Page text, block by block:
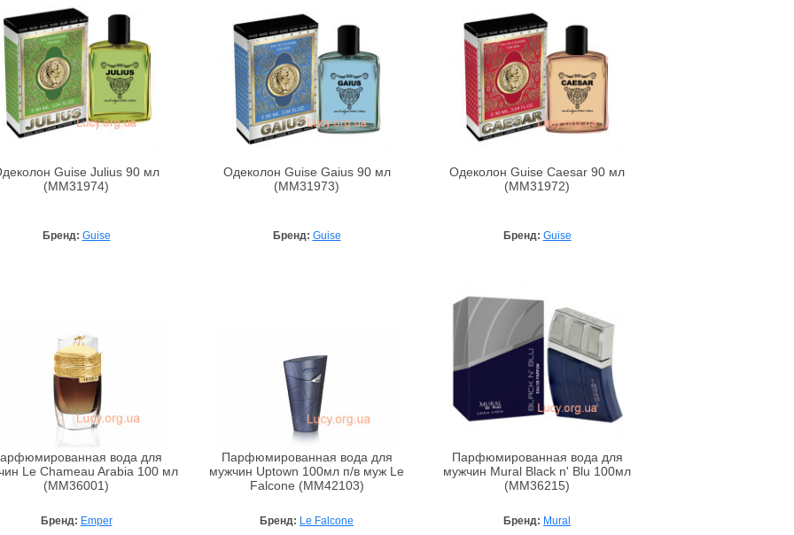
Guise Julius 90 мл
(MM31974)
Бренд: Guise
Одеколон Guise Gaius 90 мл
(MM31973)
Бренд: Guise
Одеколон Guise Caesar 90 мл
(MM31972)
Бренд: Guise
вода для
Le Chameau Arabia 100 мл
(MM36001)
Бренд: Emper
Парфюмированная вода для
мужчин Uptown 100мл п/в муж Le
Falcone (MM42103)
Бренд: Le Falcone
Парфюмированная вода для
мужчин Mural Black n' Blu 100мл
(MM36215)
Бренд: Mural